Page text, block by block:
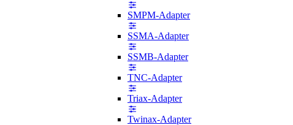
SMPM-Adapter
SSMA-Adapter
SSMB-Adapter
TNC-Adapter
Triax-Adapter
Twinax-Adapter